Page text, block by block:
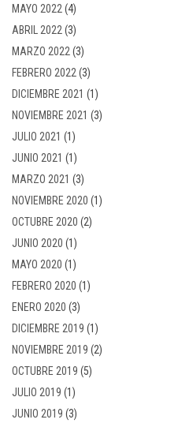
MAYO 2022 (4)
ABRIL 2022 (3)
MARZO 2022 (3)
FEBRERO 2022 (3)
DICIEMBRE 2021 (1)
NOVIEMBRE 2021 (3)
JULIO 2021 (1)
JUNIO 2021 (1)
MARZO 2021 (3)
NOVIEMBRE 2020 (1)
OCTUBRE 2020 (2)
JUNIO 2020 (1)
MAYO 2020 (1)
FEBRERO 2020 (1)
ENERO 2020 (3)
DICIEMBRE 2019 (1)
NOVIEMBRE 2019 (2)
OCTUBRE 2019 (5)
JULIO 2019 (1)
JUNIO 2019 (3)